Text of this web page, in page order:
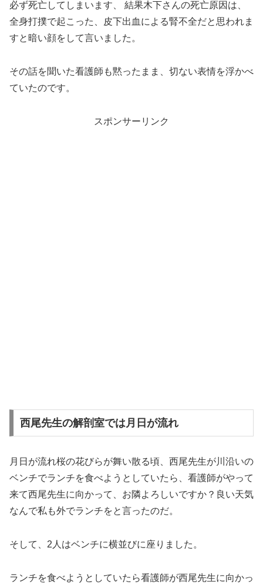
必ず死亡してしまいます、 結果木下さんの死亡原因は、
全身打撲で起こった、皮下出血による腎不全だと思われま
すと暗い顔をして言いました。
その話を聞いた看護師も黙ったまま、切ない表情を浮かべ
ていたのです。
スポンサーリンク
西尾先生の解剖室では月日が流れ
月日が流れ桜の花びらが舞い散る頃、西尾先生が川沿いの
ベンチでランチを食べようとしていたら、看護師がやって
来て西尾先生に向かって、お隣よろしいですか？良い天気
なんで私も外でランチをと言ったのだ。
そして、2人はベンチに横並びに座りました。
ランチを食べようとしていたら看護師が西尾先生に向かっ